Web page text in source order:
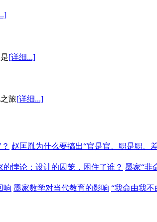
[详细...]
旅[详细...]
赵匡胤为什么要搞出“官是官、职是职、
的悖论：设计的囚笼，困住了谁？ 墨家“非
响 墨家数学对当代教育的影响 “我命由我